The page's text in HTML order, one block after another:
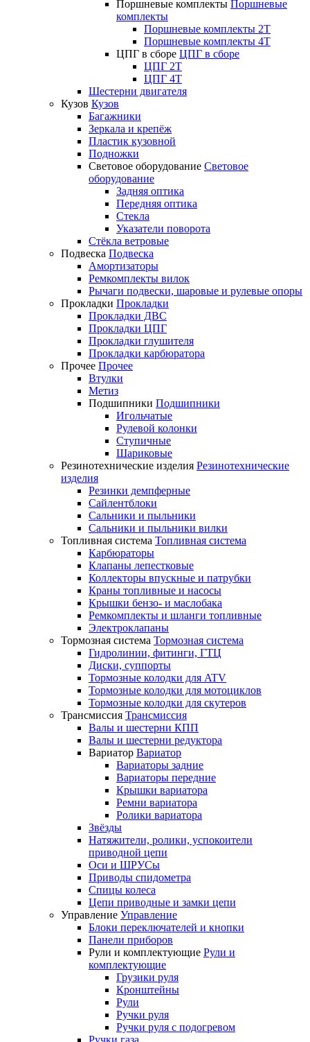
Поршневые комплекты Поршневые
комплекты
Поршневые комплекты 2T
Поршневые комплекты 4T
ЦПГ в сборе ЦПГ в сборе
ЦПГ 2T
ЦПГ 4T
Шестерни двигателя
Кузов Кузов
Багажники
Зеркала и крепёж
Пластик кузовной
Подножки
Световое оборудование Световое
оборудование
Задняя оптика
Передняя оптика
Стекла
Указатели поворота
Стёкла ветровые
Подвеска Подвеска
Амортизаторы
Ремкомплекты вилок
Рычаги подвески, шаровые и рулевые опоры
Прокладки Прокладки
Прокладки ДВС
Прокладки ЦПГ
Прокладки глушителя
Прокладки карбюратора
Прочее Прочее
Втулки
Метиз
Подшипники Подшипники
Игольчатые
Рулевой колонки
Ступичные
Шариковые
Резинотехнические изделия Резинотехнические
изделия
Резинки демпферные
Сайлентблоки
Сальники и пыльники
Сальники и пыльники вилки
Топливная система Топливная система
Карбюраторы
Клапаны лепестковые
Коллекторы впускные и патрубки
Краны топливные и насосы
Крышки бензо- и маслобака
Ремкомплекты и шланги топливные
Электроклапаны
Тормозная система Тормозная система
Гидролинии, фитинги, ГТЦ
Диски, суппорты
Тормозные колодки для ATV
Тормозные колодки для мотоциклов
Тормозные колодки для скутеров
Трансмиссия Трансмиссия
Валы и шестерни КПП
Валы и шестерни редуктора
Вариатор Вариатор
Вариаторы задние
Вариаторы передние
Крышки вариатора
Ремни вариатора
Ролики вариатора
Звёзды
Натяжители, ролики, успокоители
приводной цепи
Оси и ШРУСы
Приводы спидометра
Спицы колеса
Цепи приводные и замки цепи
Управление Управление
Блоки переключателей и кнопки
Панели приборов
Рули и комплектующие Рули и
комплектующие
Грузики руля
Кронштейны
Рули
Ручки руля
Ручки руля с подогревом
Ручки газа